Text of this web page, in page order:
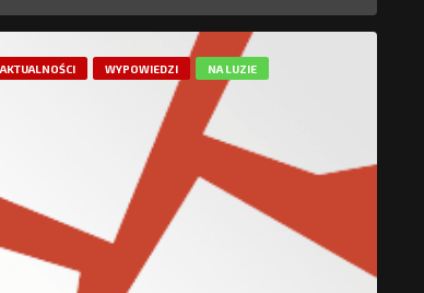
AKTUALNOŚCI WYPOWIEDZI NA LUZIE